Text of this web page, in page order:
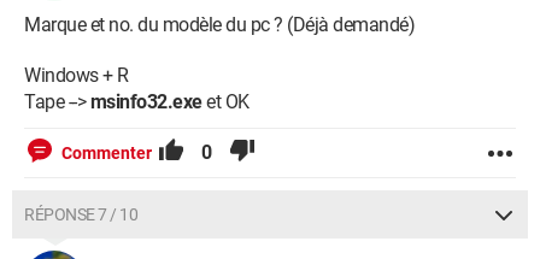
Marque et no. du modèle du pc ? (Déjà demandé)
Windows + R
Tape -->msinfo32.exeet OK
Commenter 0
RÉPONSE 7 / 10